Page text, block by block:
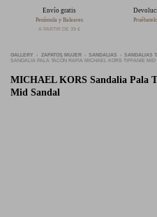
Envío gratis
Península y Baleares
A PARTIR DE 39 €
GALLERY ZAPATOS MUJER SANDALIAS
SANDALIAS
SANDALIA PALA TACÓN RAFIA MICHAEL KORS TIFFANIE MID
MICHAEL KORS Sandalia Pala
Mid Sandal